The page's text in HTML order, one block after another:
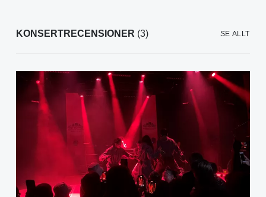
KONSERTRECENSIONER (3) SE ALLT